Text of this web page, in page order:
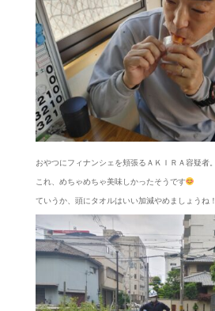
おやつにフィナンシェを頬張るＡＫＩＲＡ容疑者。
これ、めちゃめちゃ美味しかったそうです
ていうか、頭にタオルはいい加減やめましょうね！